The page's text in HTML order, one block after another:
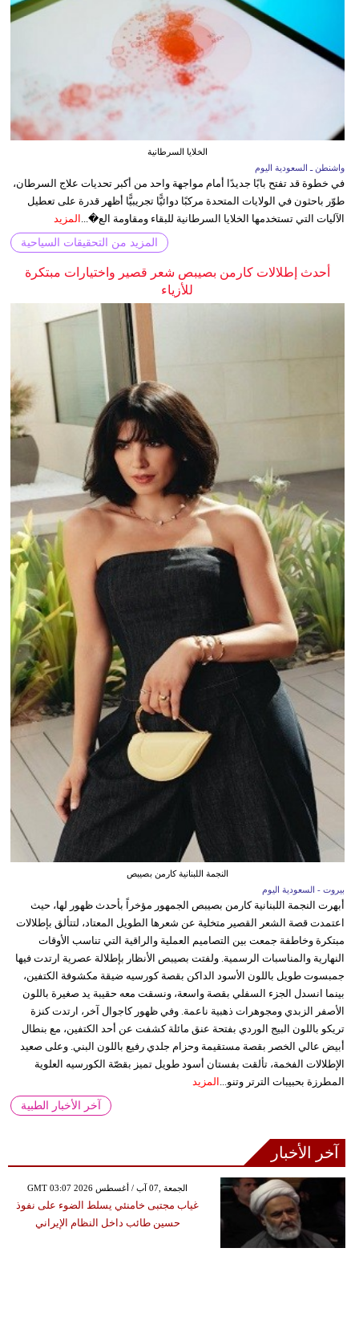
الخلايا السرطانية
واشنطن ـ السعودية اليوم
في خطوة قد تفتح بابًا جديدًا أمام مواجهة واحد من أكبر تحديات علاج السرطان،
طوّر باحثون في الولايات المتحدة مركبًا دوائيًّا تجريبيًّا أظهر قدرة على تعطيل
الآليات التي تستخدمها الخلايا السرطانية للبقاء ومقاومة الع�...
المزيد
المزيد من التحقيقات السياحية
أحدث إطلالات كارمن بصيبص شعر قصير واختيارات مبتكرة
للأزياء
النجمة اللبنانية كارمن بصيبص
بيروت - السعودية اليوم
أبهرت النجمة اللبنانية كارمن بصيبص الجمهور مؤخراً بأحدث ظهور لها، حيث
اعتمدت قصة الشعر القصير متخلية عن شعرها الطويل المعتاد، لتتألق بإطلالات
مبتكرة وخاطفة جمعت بين التصاميم العملية والراقية التي تناسب الأوقات
النهارية والمناسبات الرسمية. ولفتت بصيبص الأنظار بإطلالة عصرية ارتدت فيها
جمبسوت طويل باللون الأسود الداكن بقصة كورسيه ضيقة مكشوفة الكتفين،
بينما انسدل الجزء السفلي بقصة واسعة، ونسقت معه حقيبة يد صغيرة باللون
الأصفر الزبدي ومجوهرات ذهبية ناعمة. وفي ظهور كاجوال آخر، ارتدت كنزة
تريكو باللون البيج الوردي بفتحة عنق مائلة كشفت عن أحد الكتفين، مع بنطال
أبيض عالي الخصر بقصة مستقيمة وحزام جلدي رفيع باللون البني. وعلى صعيد
الإطلالات الفخمة، تألقت بفستان أسود طويل تميز بقصّة الكورسيه العلوية
المطرزة بحبيبات الترتر وتنو...
المزيد
آخر الأخبار الطبية
آخر الأخبار
GMT 03:07 2026 الجمعة ,07 آب / أغسطس
غياب مجتبى خامنئي يسلط الضوء على نفوذ
حسين طائب داخل النظام الإيراني